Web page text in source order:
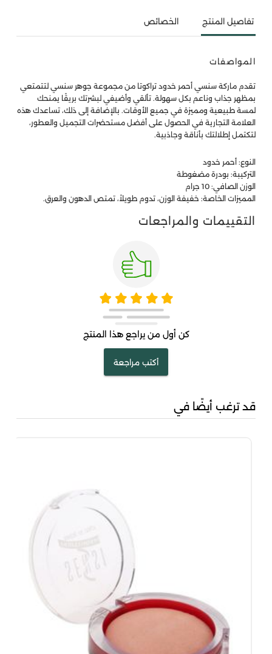
تفاصيل المنتج الخصائص
المواصفات
تقدم ماركة سنسي أحمر خدود تراكوتا من مجموعة جوهر سنسي لتتمتعي
بمظهر جذاب وناعم بكل سهولة. تألقي وأضيفي لبشرتك بريقًا يمنحك
لمسة طبيعية ومميزة في جميع الأوقات. بالإضافة إلى ذلك، تساعدك هذه
العلامة التجارية في الحصول على أفضل مستحضرات التجميل والعطور،
لتكتمل إطلالتك بأناقة وجاذبية.
النوع: أحمر خدود
التركيبة: بودرة مضغوطة
الوزن الصافي: 10 جرام
المميزات الخاصة: خفيفة الوزن، تدوم طويلاً، تمتص الدهون والعرق.
التقييمات والمراجعات
كن أول من يراجع هذا المنتج
أكتب مراجعة
قد ترغب أيضًا في